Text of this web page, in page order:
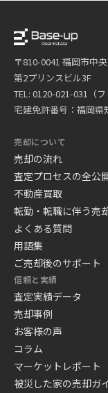
〒810-0041 福岡市中
第2プリンスビル3F
TEL: 0120-021-031（フ
宅建免許番号：福岡県
売却について
売却の流れ
査定プロセスの全公
不動産買取
転勤・転職に伴う売
よくある質問
用語集
ご売却後のサポート
信頼と実績
査定実績データ
売却事例
お客様の声
コラム
マーケットレポート
被災した家の売却ガ